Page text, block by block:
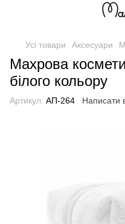
Усі товари Аксесуари
Махрова
білого кольору
Артикул: АП-264 Написати